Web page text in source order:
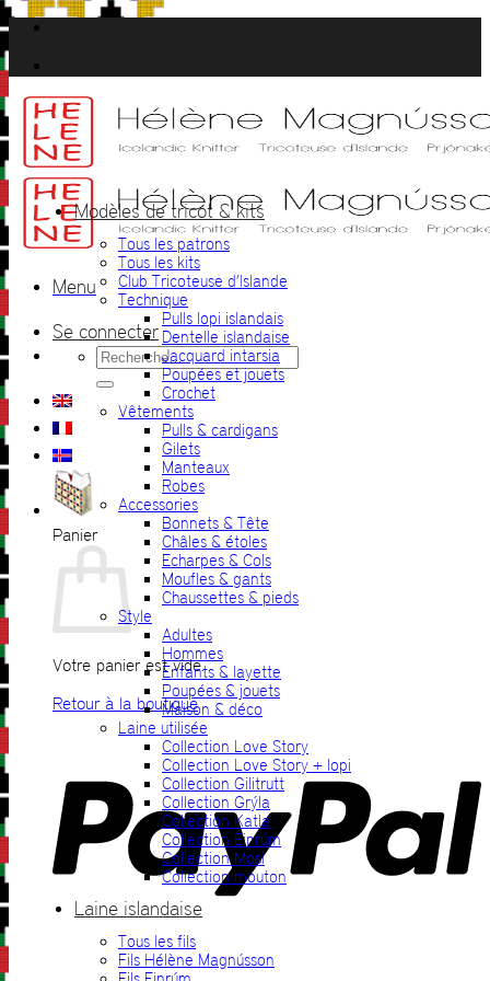
Passer
au
contenu
Menu
Se connecter
Recherche
pour :
Panier
Votre panier est vide.
Retour à la boutique
Modèles de tricot & kits
Tous les patrons
Tous les kits
Club Tricoteuse d’Islande
Technique
Pulls lopi islandais
Dentelle islandaise
Jacquard intarsia
Poupées et jouets
Crochet
Vêtements
Pulls & cardigans
Gilets
Manteaux
Robes
Accessories
Bonnets & Tête
Châles & étoles
Echarpes & Cols
Moufles & gants
Chaussettes & pieds
Style
Adultes
Hommes
Enfants & layette
Poupées & jouets
Maison & déco
Laine utilisée
Collection Love Story
Collection Love Story + lopi
Collection Gilitrutt
Collection Grýla
Collection Katla
Collection Einrúm
Collection Mosi
Collection mouton
Laine islandaise
Tous les fils
Fils Hélène Magnússon